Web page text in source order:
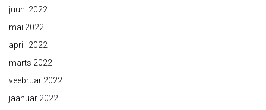
juuni 2022
mai 2022
aprill 2022
märts 2022
veebruar 2022
jaanuar 2022